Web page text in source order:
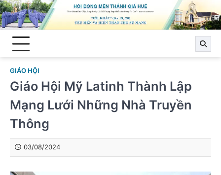
Skip
to
content
GIÁO HỘI
Giáo Hội Mỹ Latinh Thành Lập
Mạng Lưới Những Nhà Truyền
Thông
03/08/2024